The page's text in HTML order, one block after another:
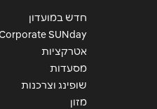
*
אנא חזרו אלי בקשר ל...
הודעה*
חדש במועדון
SUNday
אטרקציות
מסעדות
שופינג וצרכנות
מזון